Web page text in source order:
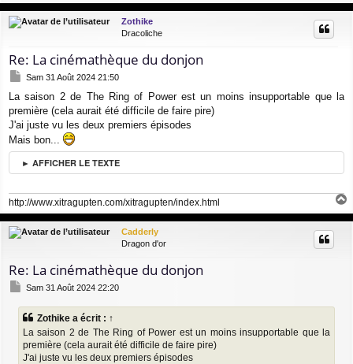
u
Zothike
Dracoliche
Re: La cinémathèque du donjon
M
s
s
a
g
e
Sam 31 Août 2024 21:50
La saison 2 de The Ring of Power est un moins insupportable que la
première (cela aurait été difficile de faire pire)
J'ai juste vu les deux premiers épisodes
Mais bon...
► AFFICHER LE TEXTE
http://www.xitragupten.com/xitragupten/index.html
u
Cadderly
Dragon d'or
Re: La cinémathèque du donjon
M
s
s
g
e
Sam 31 Août 2024 22:20
Zothike a écrit : ↑
La saison 2 de The Ring of Power est un moins insupportable que la
première (cela aurait été difficile de faire pire)
J'ai juste vu les deux premiers épisodes